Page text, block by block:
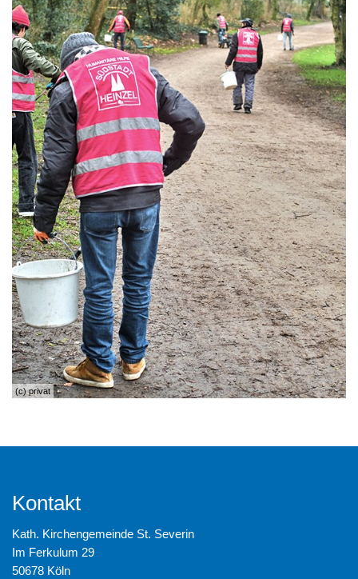
(c) privat
Kontakt
Kath. Kirchengemeinde St. Severin
Im Ferkulum 29
50678 Köln